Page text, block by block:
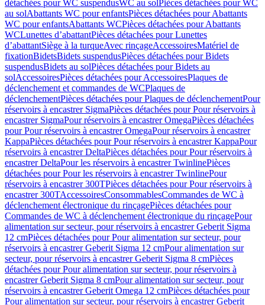
détachées pour WC suspendusWC au solPièces détachées pour WC
au solAbattants WC pour enfantsPièces détachées pour Abattants
WC pour enfantsAbattants WCPièces détachées pour Abattants
WCLunettes d’abattantPièces détachées pour Lunettes
d’abattantSiège à la turqueAvec rinçageAccessoiresMatériel de
fixationBidetsBidets suspendusPièces détachées pour Bidets
suspendusBidets au solPièces détachées pour Bidets au
solAccessoiresPièces détachées pour AccessoiresPlaques de
déclenchement et commandes de WCPlaques de
déclenchementPièces détachées pour Plaques de déclenchementPour
réservoirs à encastrer SigmaPièces détachées pour Pour réservoirs à
encastrer SigmaPour réservoirs à encastrer OmegaPièces détachées
pour Pour réservoirs à encastrer OmegaPour réservoirs à encastrer
KappaPièces détachées pour Pour réservoirs à encastrer KappaPour
réservoirs à encastrer DeltaPièces détachées pour Pour réservoirs à
encastrer DeltaPour les réservoirs à encastrer TwinlinePièces
détachées pour Pour les réservoirs à encastrer TwinlinePour
réservoirs à encastrer 300TPièces détachées pour Pour réservoirs à
encastrer 300TAccessoiresConsommablesCommandes de WC à
déclenchement électronique du rinçagePièces détachées pour
Commandes de WC à déclenchement électronique du rinçagePour
alimentation sur secteur, pour réservoirs à encastrer Geberit Sigma
12 cmPièces détachées pour Pour alimentation sur secteur, pour
réservoirs à encastrer Geberit Sigma 12 cmPour alimentation sur
secteur, pour réservoirs à encastrer Geberit Sigma 8 cmPièces
détachées pour Pour alimentation sur secteur, pour réservoirs à
encastrer Geberit Sigma 8 cmPour alimentation sur secteur, pour
réservoirs à encastrer Geberit Omega 12 cmPièces détachées pour
Pour alimentation sur secteur, pour réservoirs à encastrer Geberit